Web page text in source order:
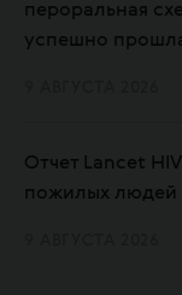
пероральная
успешно
Отчет Lancet
пожилых людей